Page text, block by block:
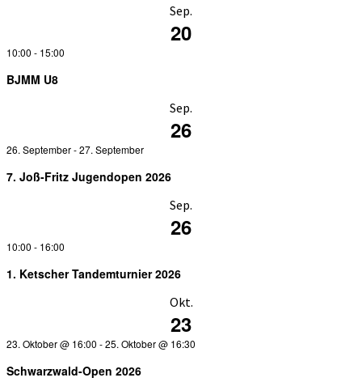
Sep.
20
10:00 - 15:00
BJMM U8
Sep.
26
26. September-27. September
7. Joß-Fritz Jugendopen 2026
Sep.
26
10:00 - 16:00
1. Ketscher Tandemturnier 2026
Okt.
23
23. Oktober @ 16:00 -25. Oktober @ 16:30
Schwarzwald-Open 2026